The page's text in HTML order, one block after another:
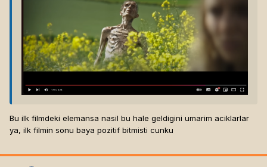
Bu ilk filmdeki elemansa nasil bu hale geldigini umarim aciklarlar
ya, ilk filmin sonu baya pozitif bitmisti cunku